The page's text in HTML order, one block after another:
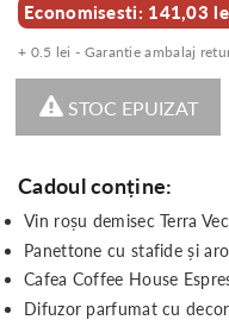
Economisesti: 141,03
+ 0.5 lei - Garantie ambalaj
STOC EPUIZAT
Cadoul conține:
Vin roșu demisec Terra
Panettone cu stafide și
Cafea Coffee House
Difuzor parfumat cu